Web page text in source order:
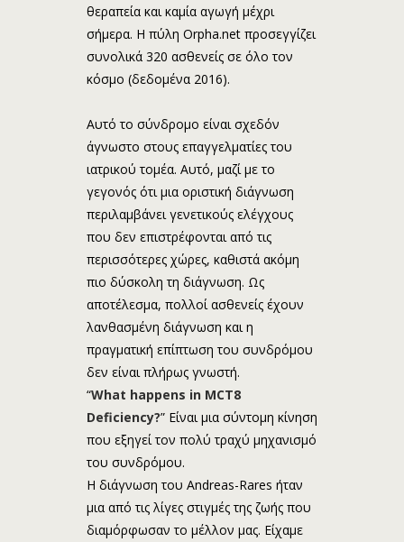
θεραπεία και καμία αγωγή μέχρι
σήμερα. Η πύλη Orpha.net προσεγγίζει
συνολικά 320 ασθενείς σε όλο τον
κόσμο (δεδομένα 2016).
Αυτό το σύνδρομο είναι σχεδόν
άγνωστο στους επαγγελματίες του
ιατρικού τομέα. Αυτό, μαζί με το
γεγονός ότι μια οριστική διάγνωση
περιλαμβάνει γενετικούς ελέγχους
που δεν επιστρέφονται από τις
περισσότερες χώρες, καθιστά ακόμη
πιο δύσκολη τη διάγνωση. Ως
αποτέλεσμα, πολλοί ασθενείς έχουν
λανθασμένη διάγνωση και η
πραγματική επίπτωση του συνδρόμου
δεν είναι πλήρως γνωστή.
“What happens in MCT8
Deficiency?” Είναι μια σύντομη κίνηση
που εξηγεί τον πολύ τραχύ μηχανισμό
του συνδρόμου.
Η διάγνωση του Andreas-Rares ήταν
μια από τις λίγες στιγμές της ζωής που
διαμόρφωσαν το μέλλον μας. Είχαμε